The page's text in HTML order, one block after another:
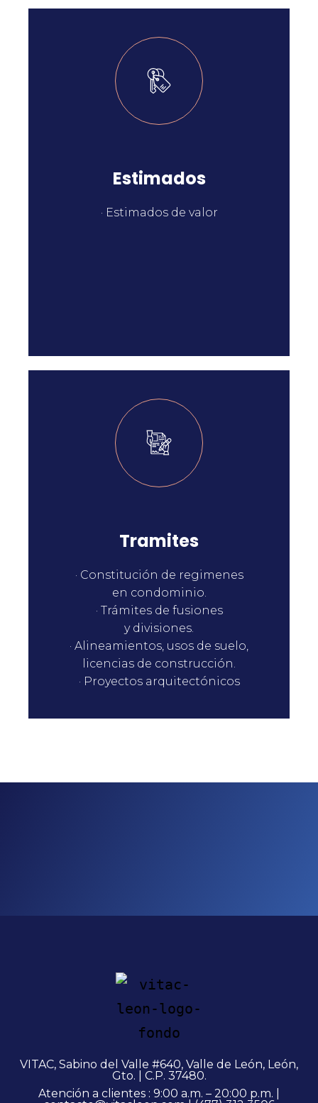
Estimados
· Estimados de valor
Tramites
· Constitución de regimenes
en condominio.
· Trámites de fusiones
y divisiones.
· Alineamientos, usos de suelo,
licencias de construcción.
· Proyectos arquitectónicos
VITAC, Sabino del Valle #640, Valle de León, León,
Gto. | C.P. 37480.
Atención a clientes : 9:00 a.m. – 20:00 p.m. |